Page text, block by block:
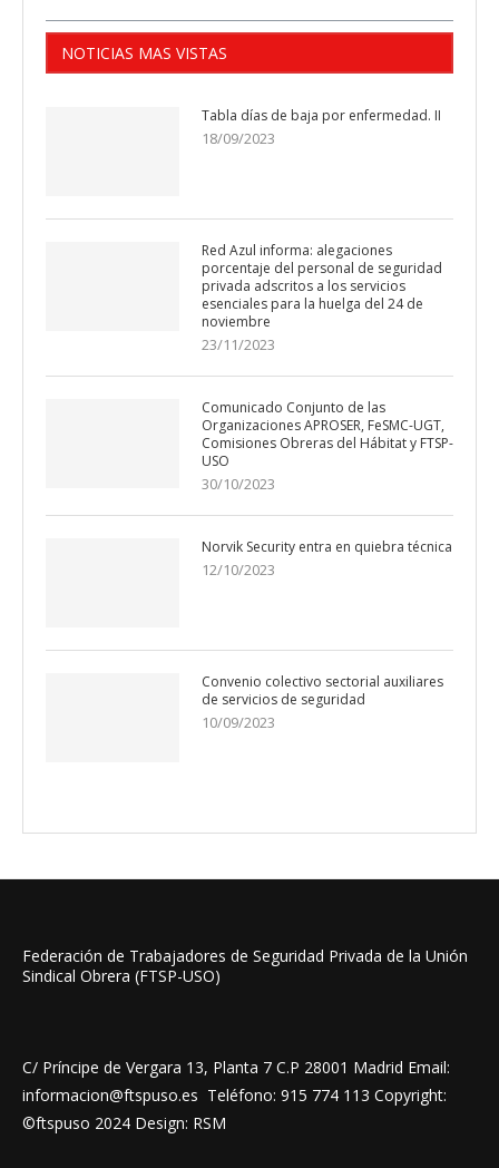
NOTICIAS MAS VISTAS
Tabla días de baja por enfermedad. II
18/09/2023
Red Azul informa: alegaciones
porcentaje del personal de seguridad
privada adscritos a los servicios
esenciales para la huelga del 24 de
noviembre
23/11/2023
Comunicado Conjunto de las
Organizaciones APROSER, FeSMC-UGT,
Comisiones Obreras del Hábitat y FTSP-
USO
30/10/2023
Norvik Security entra en quiebra técnica
12/10/2023
Convenio colectivo sectorial auxiliares
de servicios de seguridad
10/09/2023
Federación de Trabajadores de Seguridad Privada de la Unión
Sindical Obrera (FTSP-USO)
C/ Príncipe de Vergara 13, Planta 7 C.P 28001 Madrid Email:
informacion@ftspuso.es Teléfono: 915 774 113 Copyright:
©ftspuso 2024 Design: RSM